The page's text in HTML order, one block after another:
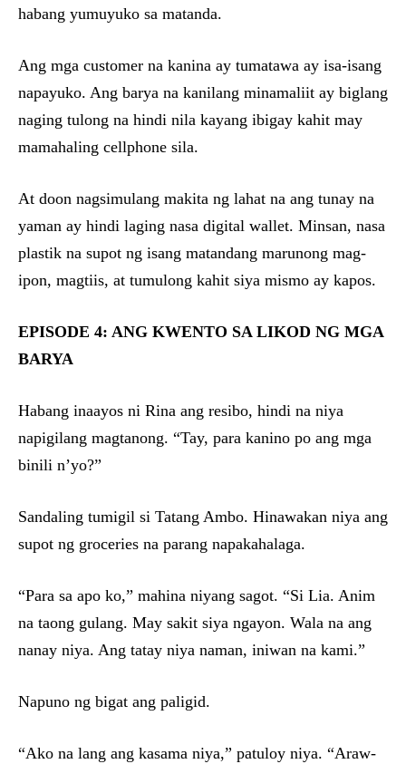
habang yumuyuko sa matanda.
Ang mga customer na kanina ay tumatawa ay isa-isang
napayuko. Ang barya na kanilang minamaliit ay biglang
naging tulong na hindi nila kayang ibigay kahit may
mamahaling cellphone sila.
At doon nagsimulang makita ng lahat na ang tunay na
yaman ay hindi laging nasa digital wallet. Minsan, nasa
plastik na supot ng isang matandang marunong mag-
ipon, magtiis, at tumulong kahit siya mismo ay kapos.
EPISODE 4: ANG KWENTO SA LIKOD NG MGA
BARYA
Habang inaayos ni Rina ang resibo, hindi na niya
napigilang magtanong. “Tay, para kanino po ang mga
binili n’yo?”
Sandaling tumigil si Tatang Ambo. Hinawakan niya ang
supot ng groceries na parang napakahalaga.
“Para sa apo ko,” mahina niyang sagot. “Si Lia. Anim
na taong gulang. May sakit siya ngayon. Wala na ang
nanay niya. Ang tatay niya naman, iniwan na kami.”
Napuno ng bigat ang paligid.
“Ako na lang ang kasama niya,” patuloy niya. “Araw-